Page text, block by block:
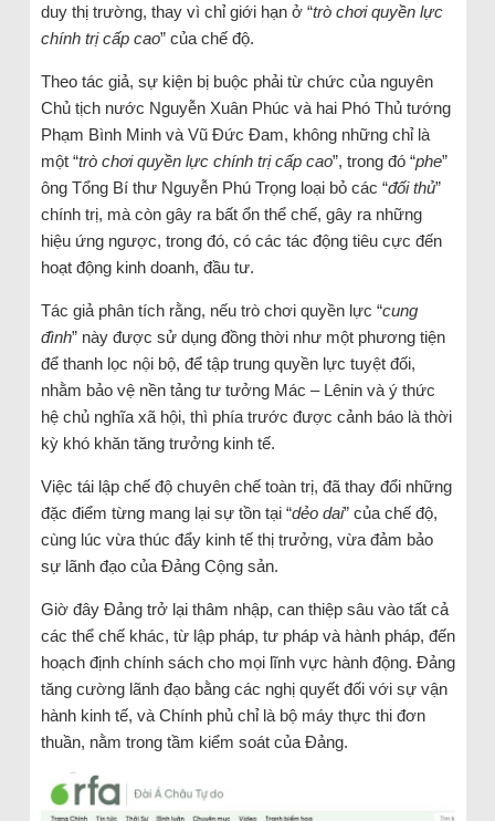
duy thị trường, thay vì chỉ giới hạn ở “trò chơi quyền lực
chính trị cấp cao” của chế độ.
Theo tác giả, sự kiện bị buộc phải từ chức của nguyên
Chủ tịch nước Nguyễn Xuân Phúc và hai Phó Thủ tướng
Phạm Bình Minh và Vũ Đức Đam, không những chỉ là
một “trò chơi quyền lực chính trị cấp cao”, trong đó “phe”
ông Tổng Bí thư Nguyễn Phú Trọng loại bỏ các “đối thủ”
chính trị, mà còn gây ra bất ổn thể chế, gây ra những
hiệu ứng ngược, trong đó, có các tác động tiêu cực đến
hoạt động kinh doanh, đầu tư.
Tác giả phân tích rằng, nếu trò chơi quyền lực “cung
đình” này được sử dụng đồng thời như một phương tiện
để thanh lọc nội bộ, để tập trung quyền lực tuyệt đối,
nhằm bảo vệ nền tảng tư tưởng Mác – Lênin và ý thức
hệ chủ nghĩa xã hội, thì phía trước được cảnh báo là thời
kỳ khó khăn tăng trưởng kinh tế.
Việc tái lập chế độ chuyên chế toàn trị, đã thay đổi những
đặc điểm từng mang lại sự tồn tại “dẻo dai” của chế độ,
cùng lúc vừa thúc đẩy kinh tế thị trưởng, vừa đảm bảo
sự lãnh đạo của Đảng Cộng sản.
Giờ đây Đảng trở lại thâm nhập, can thiệp sâu vào tất cả
các thể chế khác, từ lập pháp, tư pháp và hành pháp, đến
hoạch định chính sách cho mọi lĩnh vực hành động. Đảng
tăng cường lãnh đạo bằng các nghị quyết đối với sự vận
hành kinh tế, và Chính phủ chỉ là bộ máy thực thi đơn
thuần, nằm trong tầm kiểm soát của Đảng.